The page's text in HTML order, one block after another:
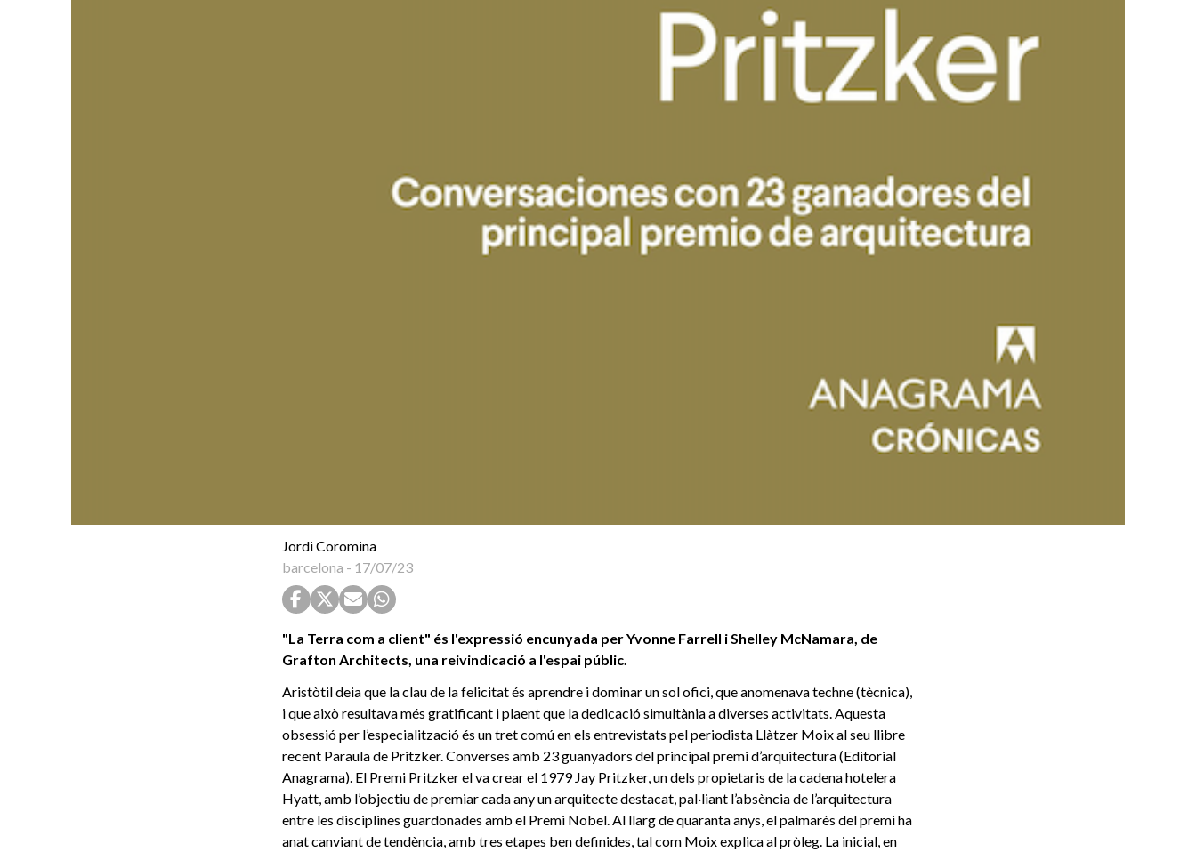
Jordi Coromina
barcelona - 17/07/23
"La Terra com a client" és l'expressió encunyada per Yvonne Farrell i Shelley McNamara, de
Grafton Architects, una reivindicació a l'espai públic.
Aristòtil deia que la clau de la felicitat és aprendre i dominar un sol ofici, que anomenava techne (tècnica),
i que això resultava més gratificant i plaent que la dedicació simultània a diverses activitats. Aquesta
obsessió per l’especialització és un tret comú en els entrevistats pel periodista Llàtzer Moix al seu llibre
recent Paraula de Pritzker. Converses amb 23 guanyadors del principal premi d’arquitectura (Editorial
Anagrama). El Premi Pritzker el va crear el 1979 Jay Pritzker, un dels propietaris de la cadena hotelera
Hyatt, amb l’objectiu de premiar cada any un arquitecte destacat, pal·liant l’absència de l’arquitectura
entre les disciplines guardonades amb el Premi Nobel. Al llarg de quaranta anys, el palmarès del premi ha
anat canviant de tendència, amb tres etapes ben definides, tal com Moix explica al pròleg. La inicial, en